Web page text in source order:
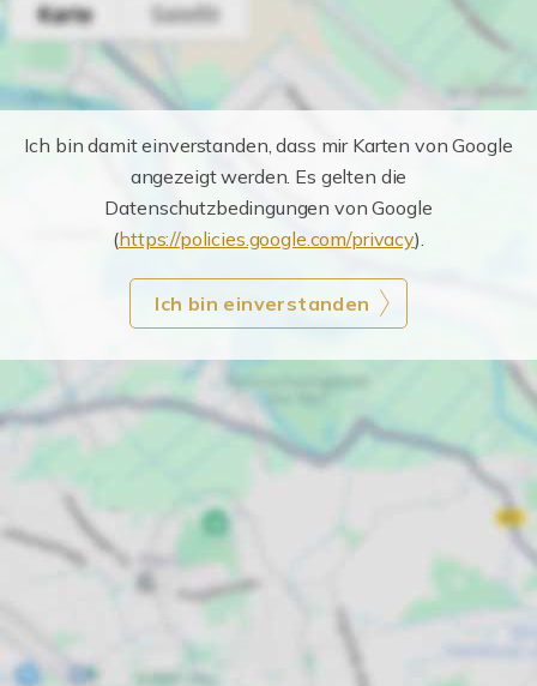
Ich bin damit einverstanden, dass mir Karten von Google
angezeigt werden. Es gelten die
Datenschutzbedingungen von Google
(https://policies.google.com/privacy).
Ich bin einverstanden